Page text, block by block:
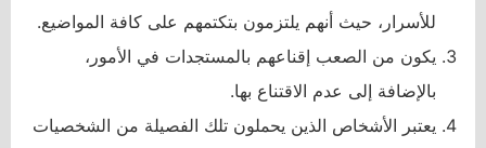
للأسرار، حيث أنهم يلتزمون بتكتمهم على كافة المواضيع.
يكون من الصعب إقناعهم بالمستجدات في الأمور،
بالإضافة إلى عدم الاقتناع بها.
يعتبر الأشخاص الذين يحملون تلك الفصيلة من الشخصيات